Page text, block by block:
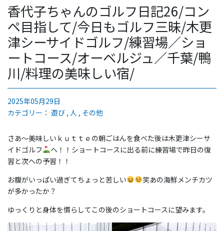
香代子ちゃんのゴルフ日記26/コン
ペ目指して/今日もゴルフ三昧/木更
津シーサイドゴルフ/練習場／ショ
ートコース/オーベルジュ／千葉/鴨
川/料理の美味しい宿/
2025年05月29日
カテゴリー： 遊び 人 その他
さあ〜美味しいｋｕｔｔｅの朝ごはんを食べた後は木更津シーサ
イドゴルフ
へ！！ショートコースに出る前に練習場で昨日の復
習と次への予習！！
お腹がいっぱい過ぎてちょっと苦しい
笑あの海鮮メンチカツ
が多かったか？
ゆっくりと身体を慣らしてこの後のショートコースに望みます。